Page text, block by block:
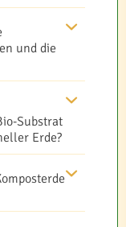
und die
Substrat
Erde?